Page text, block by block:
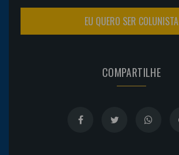
EU QUERO SER COLUNISTA
COMPARTILHE